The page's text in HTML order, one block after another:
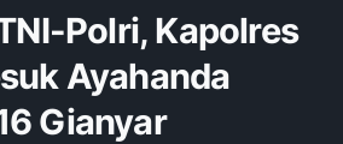
Polri, Kapolres
Ayahanda
Gianyar